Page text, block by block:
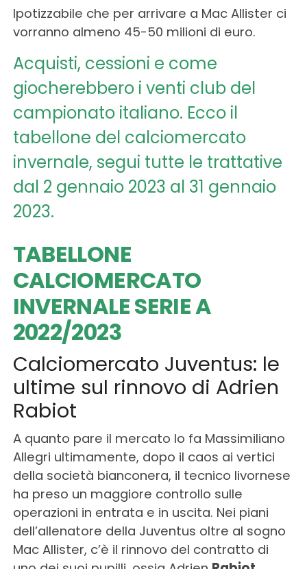
Ipotizzabile che per arrivare a Mac Allister ci
vorranno almeno 45-50 milioni di euro.
Acquisti, cessioni e come
giocherebbero i venti club del
campionato italiano. Ecco il
tabellone del calciomercato
invernale, segui tutte le trattative
dal 2 gennaio 2023 al 31 gennaio
2023.
TABELLONE
CALCIOMERCATO
INVERNALE SERIE A
2022/2023
Calciomercato Juventus: le
ultime sul rinnovo di Adrien
Rabiot
A quanto pare il mercato lo fa Massimiliano
Allegri ultimamente, dopo il caos ai vertici
della società bianconera, il tecnico livornese
ha preso un maggiore controllo sulle
operazioni in entrata e in uscita. Nei piani
dell’allenatore della Juventus oltre al sogno
Mac Allister, c’è il rinnovo del contratto di